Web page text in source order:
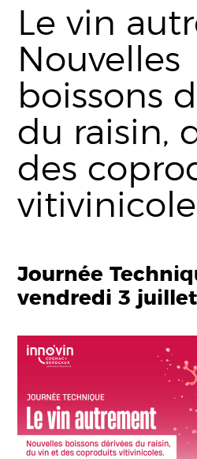
Le vin
Nouvelles
boissons
du raisin,
des
Journée
vendredi 3